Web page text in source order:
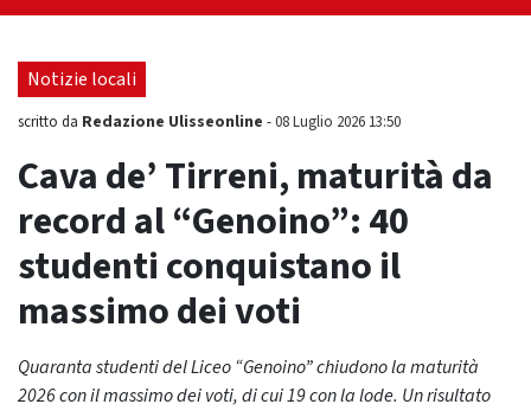
Notizie locali
scritto da Redazione Ulisseonline -08 Luglio 2026 13:50
Cava de’ Tirreni, maturità da
record al “Genoino”: 40
studenti conquistano il
massimo dei voti
Quaranta studenti del Liceo “Genoino” chiudono la maturità
2026 con il massimo dei voti, di cui 19 con la lode. Un risultato